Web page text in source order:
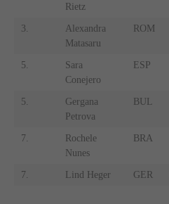
Rietz
3.
Alexandra
Matasaru
ROM
5.
Sara
Conejero
ESP
5.
Gergana
Petrova
BUL
7.
Rochele
Nunes
BRA
7. Lind Heger GER